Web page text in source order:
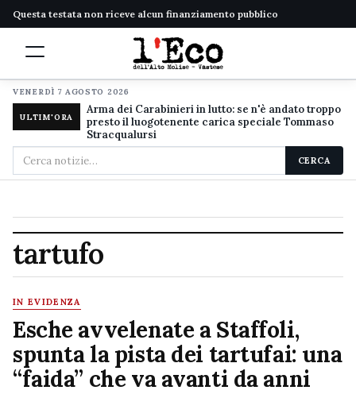
Questa testata non riceve alcun finanziamento pubblico
VENERDÌ 7 AGOSTO 2026
ULTIM'ORA
Arma dei Carabinieri in lutto: se n'è andato troppo
presto il luogotenente carica speciale Tommaso
Stracqualursi
Cerca
nel
CERCA
tartufo
IN EVIDENZA
Esche avvelenate a Staffoli,
spunta la pista dei tartufai: una
“faida” che va avanti da anni